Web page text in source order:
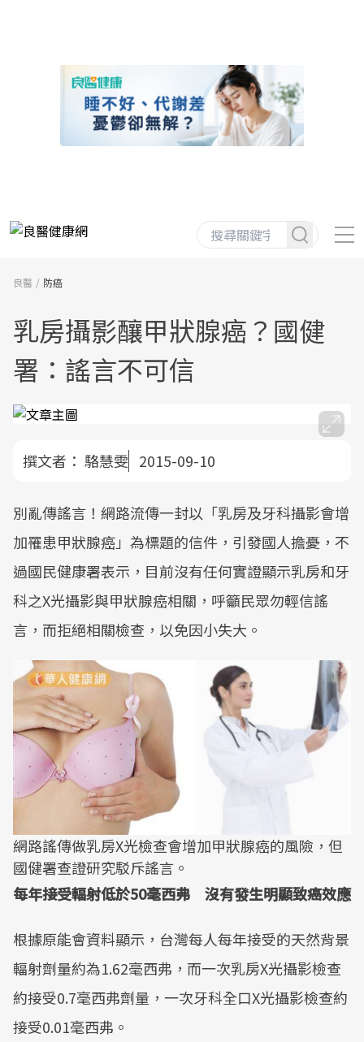
良醫 防癌
乳房攝影釀甲狀腺癌？國健
署：謠言不可信
撰文者： 駱慧雯 2015-09-10
別亂傳謠言！網路流傳一封以「乳房及牙科攝影會增
加罹患甲狀腺癌」為標題的信件，引發國人擔憂，不
過國民健康署表示，目前沒有任何實證顯示乳房和牙
科之X光攝影與甲狀腺癌相關，呼籲民眾勿輕信謠
言，而拒絕相關檢查，以免因小失大。
網路謠傳做乳房X光檢查會增加甲狀腺癌的風險，但
國健署查證研究駁斥謠言。
每年接受輻射低於50毫西弗 沒有發生明顯致癌效應
根據原能會資料顯示，台灣每人每年接受的天然背景
輻射劑量約為1.62毫西弗，而一次乳房X光攝影檢查
約接受0.7毫西弗劑量，一次牙科全口X光攝影檢查約
接受0.01毫西弗。